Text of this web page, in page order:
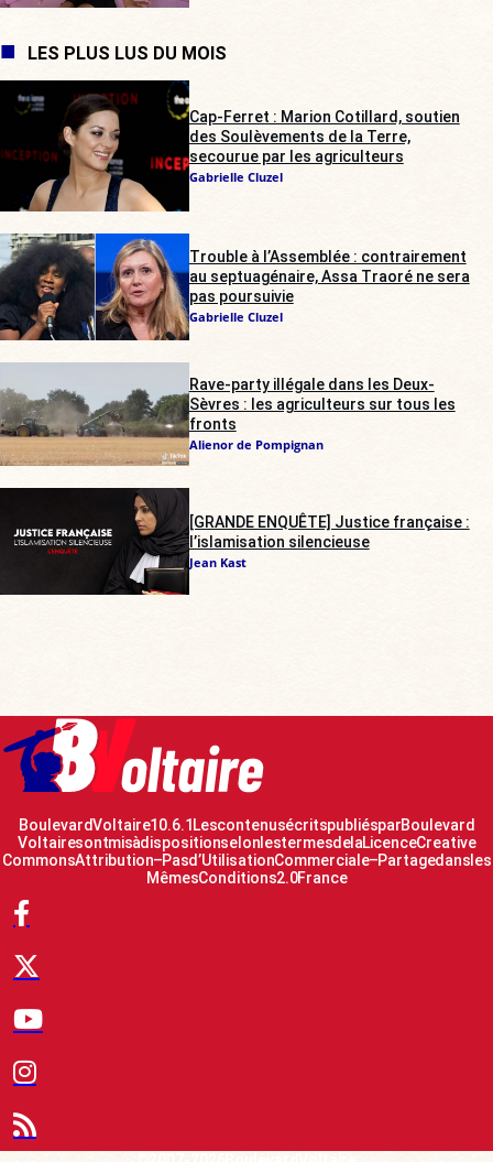
LES PLUS LUS DU MOIS
Cap-Ferret : Marion Cotillard, soutien
des Soulèvements de la Terre,
secourue par les agriculteurs
Gabrielle Cluzel
Trouble à l’Assemblée : contrairement
au septuagénaire, Assa Traoré ne sera
pas poursuivie
Gabrielle Cluzel
Rave-party illégale dans les Deux-
Sèvres : les agriculteurs sur tous les
fronts
Alienor de Pompignan
[GRANDE ENQUÊTE] Justice française :
l’islamisation silencieuse
Jean Kast
Boulevard Voltaire 10.6.1 Les contenus écrits publiés par Boulevard
Voltaire sont mis à disposition selon les termes de la Licence Creative
Commons Attribution – Pas d’Utilisation Commerciale – Partage dans les
Mêmes Conditions 2.0 France